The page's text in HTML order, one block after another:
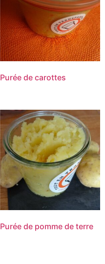
Purée de carottes
Purée de pomme de terre